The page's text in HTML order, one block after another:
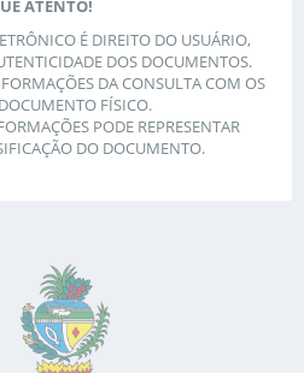
ATENTO!
É DIREITO DO USUÁRIO,
DOS DOCUMENTOS.
DA CONSULTA COM OS
FÍSICO.
PODE REPRESENTAR
DO DOCUMENTO.